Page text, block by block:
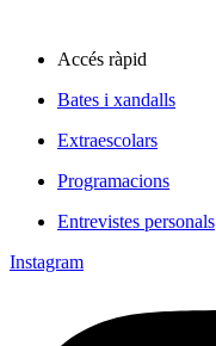
Accés ràpid
Bates i xandalls
Extraescolars
Programacions
Entrevistes personals
Instagram